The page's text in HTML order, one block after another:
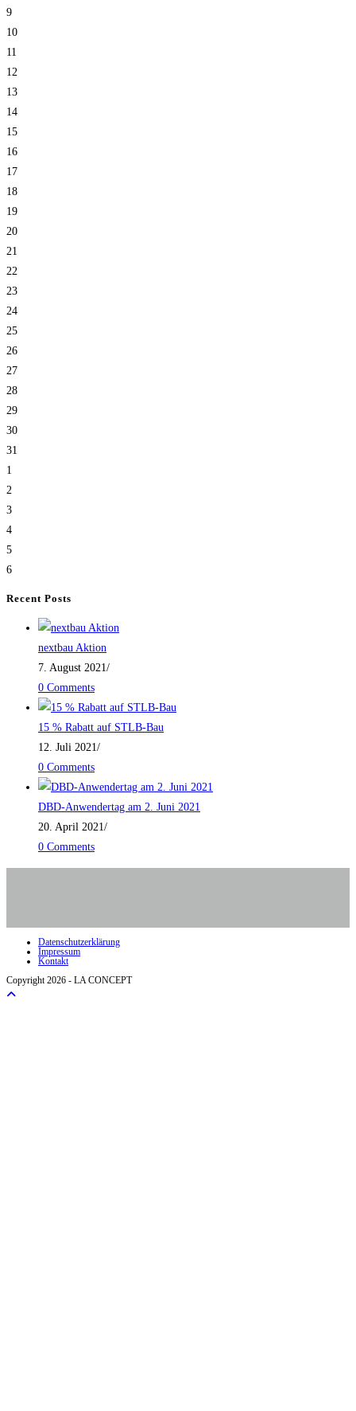
9
10
11
12
13
14
15
16
17
18
19
20
21
22
23
24
25
26
27
28
29
30
31
1
2
3
4
5
6
Recent Posts
nextbau Aktion
7. August 2021/
0 Comments
15 % Rabatt auf STLB-Bau
12. Juli 2021/
0 Comments
DBD-Anwendertag am 2. Juni 2021
20. April 2021/
0 Comments
Datenschutzerklärung
Impressum
Kontakt
Copyright 2026 - LA CONCEPT